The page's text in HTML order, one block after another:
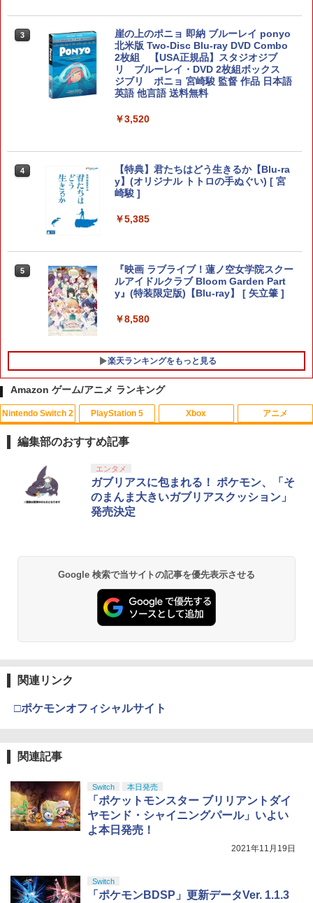
リミテッド3 [ELJM-31021]
￥5,080
ワイヤードホリパッド TURBO for Ninte
任天堂 【Switch2】Joy-Con 2 (L) ライ
コン2 Lライトブル-]
【中古】PS5DAEMON X MACHINA
TITANIC SCION
￥2,735
蝶〜 REMAKE [PS5版]
￥3,320
【当店独自で＋P10倍★要エントリー】
【中古】[PS5] オクトパストラベラーII
(OCTOPATH TRAVELER 2) スクウェ
ア・エニックス (20230224)
￥4,180
￥543
指サック 6個入り【創業70年の老舗工場
と共同開発】驚きの反応力 日本製 音ゲ
ー 指サック ゲーム用 First Hit スマホゲ
ーム [ 荒野行動 FPS PUBG ]
￥1,080
【楽天ランキング1位入賞】自動タップ
機 オートクリッカー 連打装置 USB給電
クリップ式 スマホ自動操作 日本語説明
ーム周回/ライブ/推し活対応 (ホワイト)
￥1,380
3
崖の上のポニョ 即納 ブルーレイ ponyo
北米版 Two-Disc Blu-ray DVD Combo
2枚組 【USA正規品】スタジオジブ
リ ブルーレイ・DVD 2枚組ボックス
ジブリ ポニョ 宮崎駿 監督 作品 日本語
英語 他言語 送料無料
￥3,520
4
【特典】君たちはどう生きるか【Blu-ra
y】(オリジナル トトロの手ぬぐい) [ 宮
崎駿 ]
￥5,385
5
『映画 ラブライブ！蓮ノ空女学院スクー
ルアイドルクラブ Bloom Garden Part
y』(特装限定版)【Blu-ray】 [ 矢立肇 ]
￥8,580
楽天ランキングをもっと見る
Amazon ゲーム/アニメ ランキング
Nintendo Switch 2
スプラトゥーン レイダース|オンライン
コード版
￥5,832
スプラトゥーン レイダース -Switch2
4
￥9,000
ニンテンドープリペイド番号 5000円|オ
PlayStation 5
PlayStation 5 デジタル・エディション
日本語専用 Console Language: Japan
ese only (CFI-2200B01)
￥55,000
Beast of Reincarnation -PS5 【特典】
プロダクトコード 封入
￥7,286
￥11,980
4
￥10,737
【純正品】DualSense ワイヤレスコン
￥10,737
Xbox
【純正品】Xbox ワイヤレス コントロー
ラー + USB-C® ケーブル
￥8,300
2
【純正品】Xbox ワイヤレス コントロー
ラー (ロボット ホワイト)
￥7,681
【純正品】Xbox ワイヤレス コントロー
5
【国内正規品】Thrustmaster スラスト
マスター TH8S シフター - PC、PS4、P
S5、PS5 Pro、Xbox One、Xbox Serie
￥14,141
アニメ
劇場版「鬼滅の刃」無限城編 第一章 猗
窩座再来 通常版 [Blu-ray]
￥3,982
劇場版「鬼滅の刃」無限城編 第一章 猗
窩座再来 通常版 [DVD]
￥3,523
(オリジナル特典:オリジナル巾着＋メー
カー特典:【坤と離】二振りの剣、十翼よ
4
劇場版「鬼滅の刃」無限城編 第一章 猗
窩座再来 完全生産限定版 [Blu-ray]
編集部のおすすめ記事
エンタメ
ガブリアスに包まれる！ ポケモン、「そ
のまんま大きいガブリアスクッション」
発売決定
Google 検索で当サイトの記事を優先表示させる
関連リンク
□ポケモンオフィシャルサイト
関連記事
Switch 本日発売
「ポケットモンスター ブリリアントダイ
ヤモンド・シャイニングパール」いよい
よ本日発売！
2021年11月19日
Switch
「ポケモンBDSP」更新データVer. 1.1.3